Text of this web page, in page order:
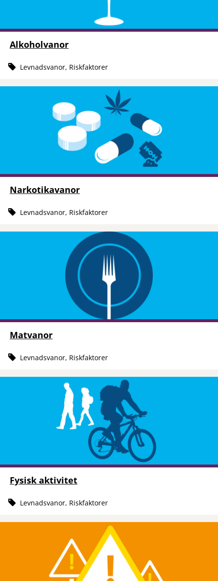
Alkoholvanor
Levnadsvanor, Riskfaktorer
Narkotikavanor
Levnadsvanor, Riskfaktorer
Matvanor
Levnadsvanor, Riskfaktorer
Fysisk aktivitet
Levnadsvanor, Riskfaktorer